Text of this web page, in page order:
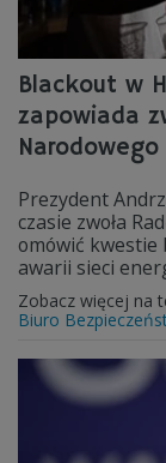
Blackout w
zapowiada
Narodowego
Prezydent
czasie zwoła
omówić kwestie
awarii sieci
Zobacz więcej na
Biuro